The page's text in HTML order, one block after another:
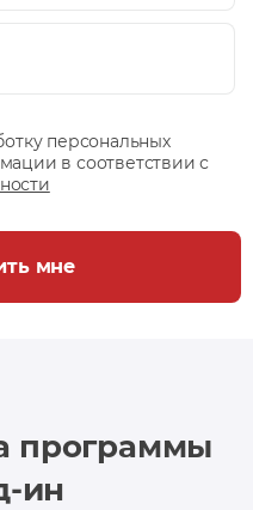
персональных
в соответствии с
мне
программы
ин